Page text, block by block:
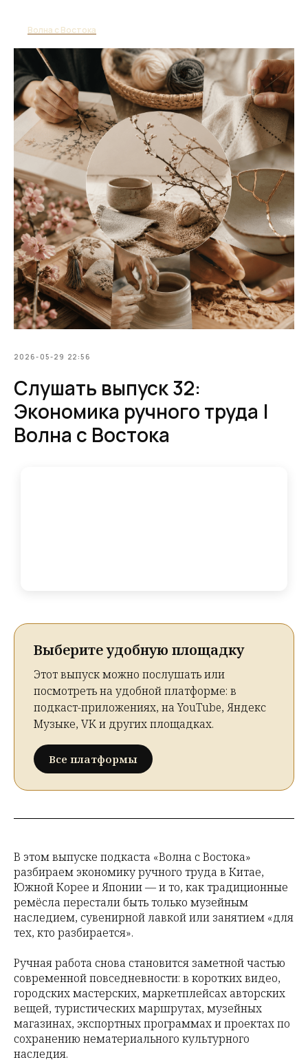
Волна с Востока
2026-05-29 22:56
Слушать выпуск 32:
Экономика ручного труда |
Волна с Востока
Выберите удобную площадку
Этот выпуск можно послушать или
посмотреть на удобной платформе: в
подкаст-приложениях, на YouTube, Яндекс
Музыке, VK и других площадках.
Все платформы
В этом выпуске подкаста «Волна с Востока»
разбираем экономику ручного труда в Китае,
Южной Корее и Японии — и то, как традиционные
ремёсла перестали быть только музейным
наследием, сувенирной лавкой или занятием «для
тех, кто разбирается».
Ручная работа снова становится заметной частью
современной повседневности: в коротких видео,
городских мастерских, маркетплейсах авторских
вещей, туристических маршрутах, музейных
магазинах, экспортных программах и проектах по
сохранению нематериального культурного
наследия.